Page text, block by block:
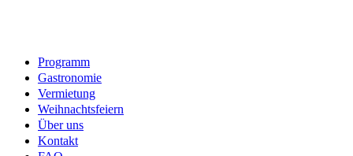
Programm
Gastronomie
Vermietung
Weihnachtsfeiern
Über uns
Kontakt